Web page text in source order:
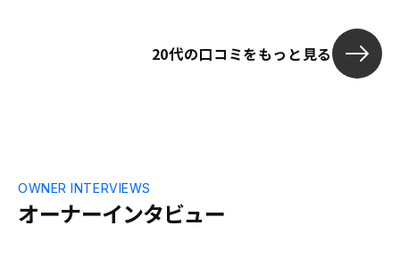
20代の口コミをもっと見る
オーナーインタビュー
OWNER INTERVIEWS